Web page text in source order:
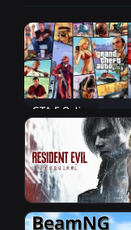
GTA 5 Online
Resident Evil Requiem